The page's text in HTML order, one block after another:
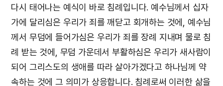
다시 태어나는 예식이 바로 침례입니다. 예수님께서 십자
가에 달리심은 우리가 죄를 깨닫고 회개하는 것에, 예수님
께서 무덤에 들어가심은 우리가 죄를 장례 지내며 물로 침
례 받는 것에, 무덤 가운데서 부활하심은 우리가 새사람이
되어 그리스도의 생애를 따라 살아가겠다고 하나님께 약
속하는 것에 그 의미가 상응합니다. 침례로써 이러한 삶을